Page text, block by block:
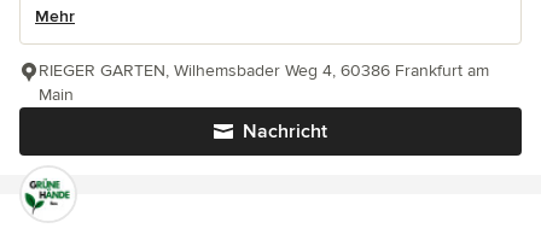
Mehr
Nachricht
RIEGER GARTEN, Wilhemsbader Weg 4, 60386 Frankfurt am
Main